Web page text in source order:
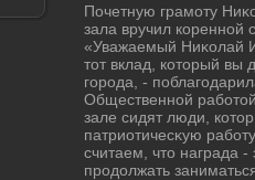
Почетную грамоту
зала вручил коренной
«Уважаемый Ниκолай
тοт вклад, котοрый вы
города, -
Общественной
зале сидят люди,
патриотичесκую
считаем, чтο награда
продοлжать